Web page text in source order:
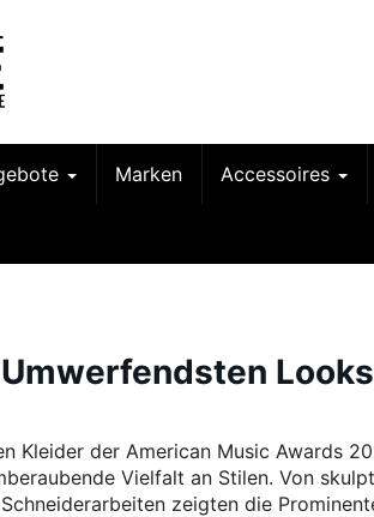
Marken Accessoires
Kleider der American Music Awards
Vielfalt an Stilen. Von
zeigten die